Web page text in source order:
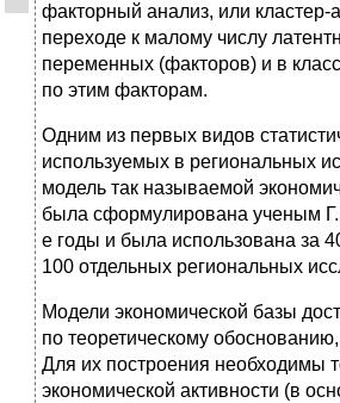
факторный анализ, или кластер-
переходе к малому числу
переменных (факторов) и в
по этим факторам.
Одним из первых видов
используемых в региональных
модель так называемой
была сформулирована ученым
е годы и была использована за
100 отдельных региональных
Модели экономической базы
по теоретическому
Для их построения необходимы
экономической активности (в